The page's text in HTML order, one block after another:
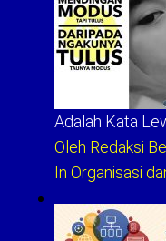
Adalah Kata
Oleh Redaksi
In Organisasi